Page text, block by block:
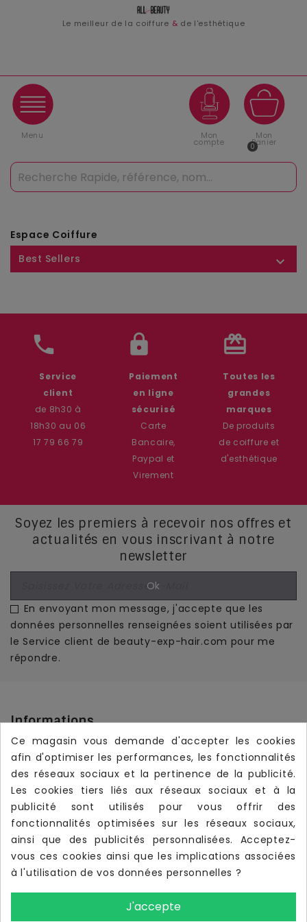
Le meilleur de la coiffure & de l'esthétique
0
Mon
Panier
Menu Mon
compte
Espace Coiffure
Best Sellers

phone
Service
client
de 8h30 à
18h30 au 06
17 79 66 79
lock
Paiement
en ligne
sécurisé
Carte
Bancaire,
Paypal et
Virement
card_giftcard
Toutes les
grandes
marques
De produits
de coiffure et
d'esthétique
Soyez les premiers à recevoir nos offres et
actualités en vous inscrivant à notre
newsletter
En envoyant mon message, j'accepte que les
données personnelles renseignées soient utilisées par
le Service client de beauty-exp-hair.com pour me
répondre.
Informations
Produits

Notre Société

Votre Compte

local_shipping Livraison Rapide
Livraison offerte dès 190 € d’achat TTC
UTILISATIONS DES IMAGES 
Ce magasin vous demande d'accepter les cookies
afin d'optimiser les performances, les fonctionnalités
des réseaux sociaux et la pertinence de la publicité.
Les cookies tiers liés aux réseaux sociaux et à la
publicité sont utilisés pour vous offrir des
fonctionnalités optimisées sur les réseaux sociaux,
ainsi que des publicités personnalisées. Acceptez-
vous ces cookies ainsi que les implications associées
à l'utilisation de vos données personnelles ?
J'accepte